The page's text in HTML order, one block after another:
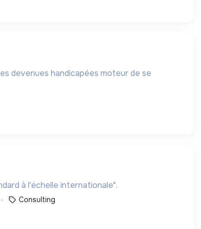
devenues handicapées moteur de se
à l'échelle internationale".
Consulting